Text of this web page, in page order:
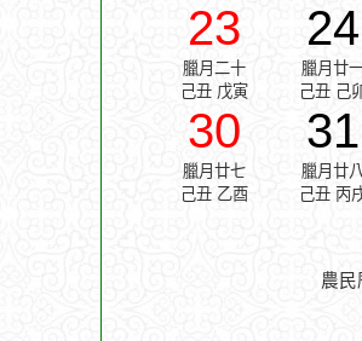
23
臘月二十
己丑 戊寅
24
臘月廿
己丑 己
30
臘月廿七
己丑 乙酉
31
臘月廿
己丑 丙
農